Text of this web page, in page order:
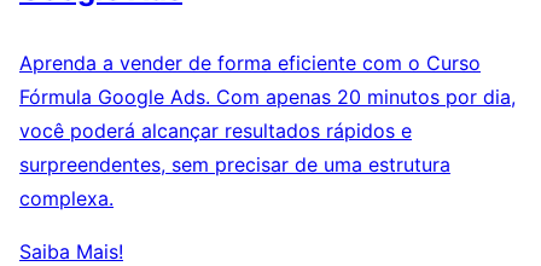
Aprenda a vender de forma eficiente com o Curso
Fórmula Google Ads. Com apenas 20 minutos por dia,
você poderá alcançar resultados rápidos e
surpreendentes, sem precisar de uma estrutura
complexa.
Saiba Mais!